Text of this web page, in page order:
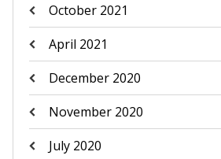
October 2021
April 2021
December 2020
November 2020
July 2020